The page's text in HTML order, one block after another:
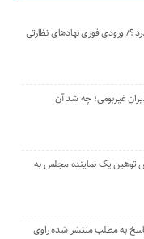
؟/ ورودی فوری نهادهای نظارتی
غیربومی؛ چه شد آن
توهین یک نماینده مجلس به
به مطلب منتشر شده راوی